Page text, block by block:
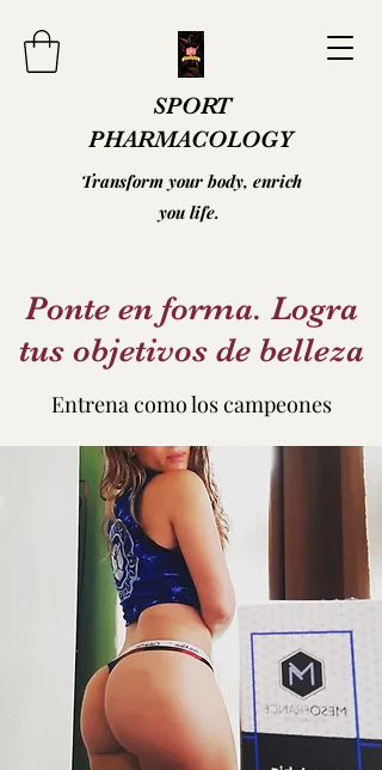
SPORT
PHARMACOLOGY
Transform your body, enrich
you life.
Ponte en forma. Logra
tus objetivos de belleza
Entrena como los campeones